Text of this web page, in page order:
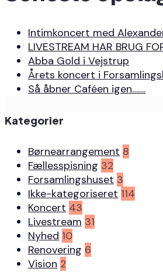
Intimkoncert med
LIVESTREAM HAR BRUG
Abba Gold i Vejstrup
Årets koncert i
Så åbner Caféen igen…….
Kategorier
Børnearrangement 8
Fællesspisning 32
Forsamlingshuset 3
Ikke-kategoriseret 114
Koncert 43
Livestream 31
Nyhed 10
Renovering 6
Vision 2